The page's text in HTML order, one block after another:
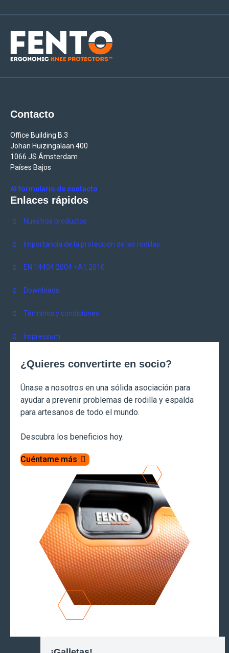
Contacto
Office Building B.3
Johan Huizingalaan 400
1066 JS Ámsterdam
Países Bajos
Al formulario de contacto
Enlaces rápidos
Nuestros productos
Importancia de la protección de las rodillas
EN 14404:2004 +A1:2010
Downloads
Términos y condiciones
Impressum
¿Quieres convertirte en socio?
Únase a nosotros en una sólida asociación para
ayudar a prevenir problemas de rodilla y espalda
para artesanos de todo el mundo.
Descubra los beneficios hoy.
Cuéntame más